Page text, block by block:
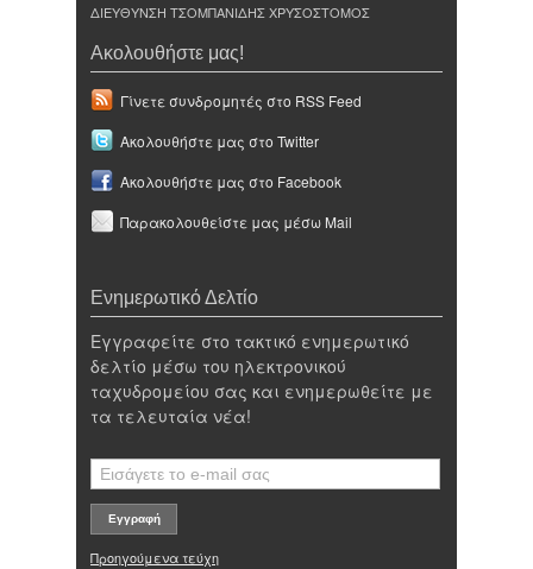
ΔΙΕΥΘΥΝΣΗ ΤΣΟΜΠΑΝΙΔΗΣ ΧΡΥΣΟΣΤΟΜΟΣ
Ακολουθήστε μας!
Γίνετε συνδρομητές στο RSS Feed
Ακολουθήστε μας στο Twitter
Ακολουθήστε μας στο Facebook
Παρακολουθείστε μας μέσω Mail
Ενημερωτικό Δελτίο
Εγγραφείτε στο τακτικό ενημερωτικό
δελτίο μέσω του ηλεκτρονικού
ταχυδρομείου σας και ενημερωθείτε με
τα τελευταία νέα!
Προηγούμενα τεύχη